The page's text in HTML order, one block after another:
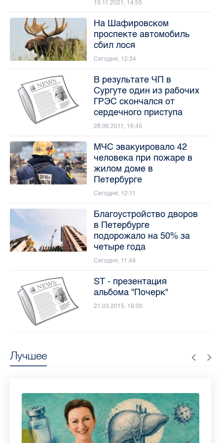
Лучшее
19.11.2021, 14:55
На Шафировском
проспекте автомобиль
сбил лося
Сегодня, 12:34
В результате ЧП в
Сургуте один из рабочих
ГРЭС скончался от
сердечного приступа
28.06.2011, 16:45
МЧС эвакуировало 42
человека при пожаре в
жилом доме в
Петербурге
Сегодня, 12:11
Благоустройство дворов
в Петербурге
подорожало на 50% за
четыре года
Сегодня, 11:49
ST - презентация
альбома "Почерк"
21.03.2015, 19:00